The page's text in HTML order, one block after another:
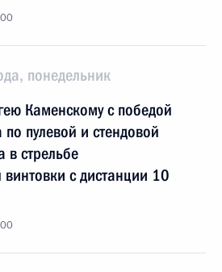
понедельник
Каменскому с победой
пулевой и стендовой
в стрельбе
с дистанции 10